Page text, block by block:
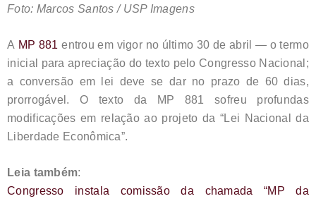
Foto: Marcos Santos / USP Imagens
A MP 881 entrou em vigor no último 30 de abril — o termo
inicial para apreciação do texto pelo Congresso Nacional;
a conversão em lei deve se dar no prazo de 60 dias,
prorrogável. O texto da MP 881 sofreu profundas
modificações em relação ao projeto da “Lei Nacional da
Liberdade Econômica”.
Leia também:
Congresso instala comissão da chamada “MP da